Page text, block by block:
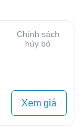
Chính sách
hủy bỏ
Xem giá